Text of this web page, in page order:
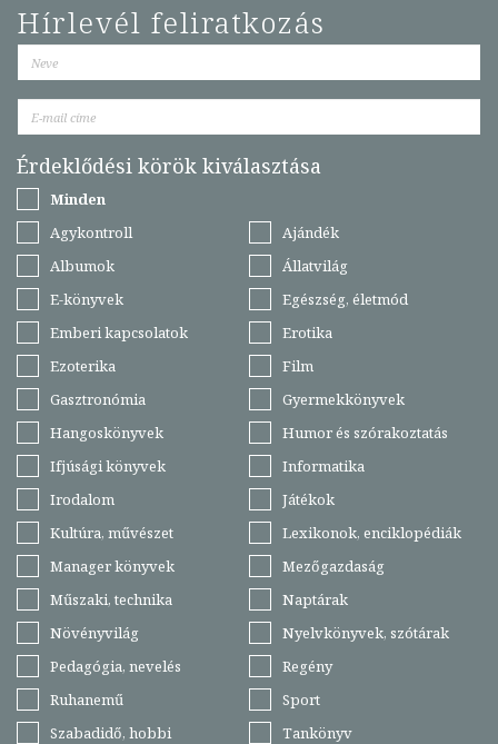
Hírlevél feliratkozás
Érdeklődési körök kiválasztása
Minden
Agykontroll
Ajándék
Albumok
Állatvilág
E-könyvek
Egészség, életmód
Emberi kapcsolatok
Erotika
Ezoterika
Film
Gasztronómia
Gyermekkönyvek
Hangoskönyvek
Humor és szórakoztatás
Ifjúsági könyvek
Informatika
Irodalom
Játékok
Kultúra, művészet
Lexikonok, enciklopédiák
Manager könyvek
Mezőgazdaság
Műszaki, technika
Naptárak
Növényvilág
Nyelvkönyvek, szótárak
Pedagógia, nevelés
Regény
Ruhanemű
Sport
Szabadidő, hobbi
Tankönyv